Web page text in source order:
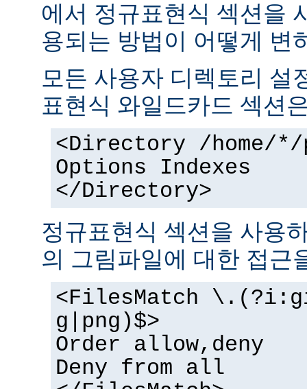
에서 정규표현식 섹션을
용되는 방법이 어떻게 변
모든 사용자 디렉토리 설
표현식 와일드카드 섹션
<Directory /home/
Options Indexes
</Directory>
정규표현식 섹션을 사용
의 그림파일에 대한 접근
<FilesMatch
g|png)$>
Order allow,deny
Deny from all